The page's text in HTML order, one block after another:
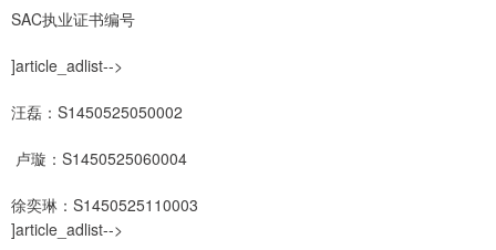
SAC执业证书编号
]article_adlist-->
汪磊：S1450525050002
卢璇：S1450525060004
徐奕琳：S1450525110003
]article_adlist-->